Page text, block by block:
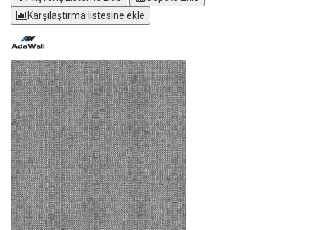
Karşılaştırma listesine ekle